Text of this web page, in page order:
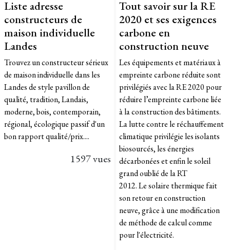
Liste adresse
constructeurs de
maison individuelle
Landes
Trouvez un constructeur sérieux
de maison individuelle dans les
Landes de style pavillon de
qualité, tradition, Landais,
moderne, bois, contemporain,
régional, écologique passif d'un
bon rapport qualité/prix....
1597 vues
Tout savoir sur la RE
2020 et ses exigences
carbone en
construction neuve
Les équipements et matériaux à
empreinte carbone réduite sont
privilégiés avec la RE 2020 pour
réduire l’empreinte carbone liée
à la construction des bâtiments.
La lutte contre le réchauffement
climatique privilégie les isolants
biosourcés, les énergies
décarbonées et enfin le soleil
grand oublié de la RT
2012. Le solaire thermique fait
son retour en construction
neuve, grâce à une modification
de méthode de calcul comme
pour l'électricité.